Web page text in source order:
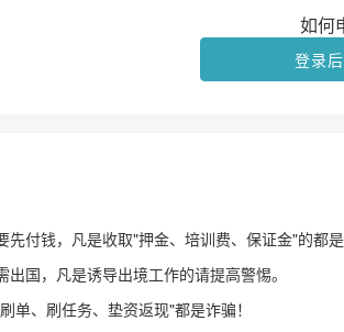
如何
登录
先付钱，凡是收取"押金、培训费、保证金"的都是
出国，凡是诱导出境工作的请提高警惕。
单、刷任务、垫资返现"都是诈骗！